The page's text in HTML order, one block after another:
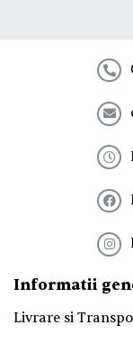
Informatii
Livrare si